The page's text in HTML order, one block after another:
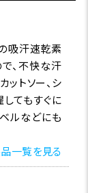
吸汗速乾素
、不快な汗
ットソー、シ
てもすぐに
ルなどにも
一覧を見る